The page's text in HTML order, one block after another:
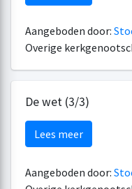
Aangeboden door:
Overige
De wet (3/3)
Lees meer
Aangeboden door: